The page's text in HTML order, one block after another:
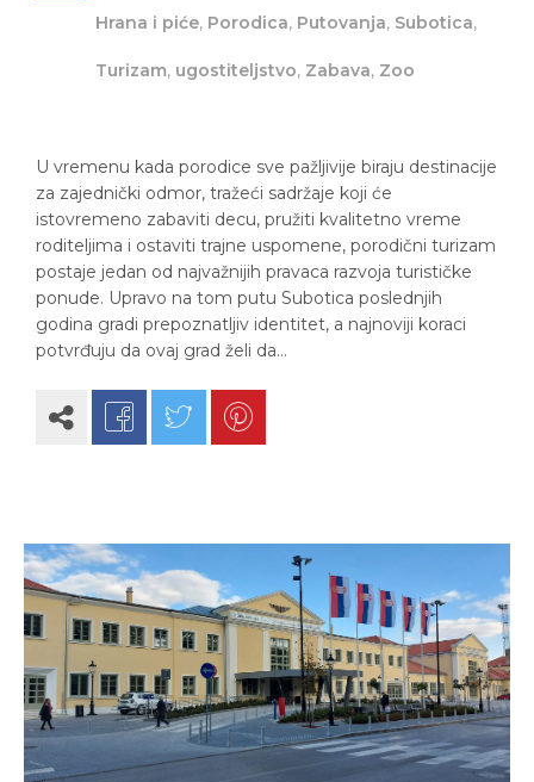
Hrana i piće, Porodica, Putovanja, Subotica,
Turizam, ugostiteljstvo, Zabava, Zoo
U vremenu kada porodice sve pažljivije biraju destinacije
za zajednički odmor, tražeći sadržaje koji će
istovremeno zabaviti decu, pružiti kvalitetno vreme
roditeljima i ostaviti trajne uspomene, porodični turizam
postaje jedan od najvažnijih pravaca razvoja turističke
ponude. Upravo na tom putu Subotica poslednjih
godina gradi prepoznatljiv identitet, a najnoviji koraci
potvrđuju da ovaj grad želi da…